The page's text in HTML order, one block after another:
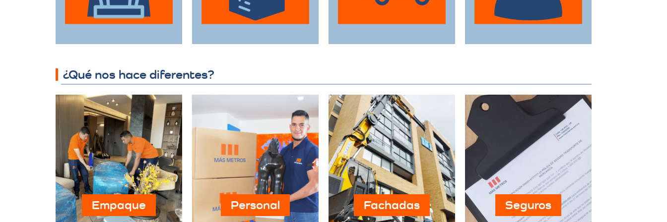
gran tamaño con el
durante el traslado.
necesidades
¿Qué nos hace diferentes?
Empaque Personal Fachadas Seguros